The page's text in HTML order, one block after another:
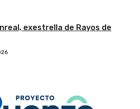
exestrella de Rayos de